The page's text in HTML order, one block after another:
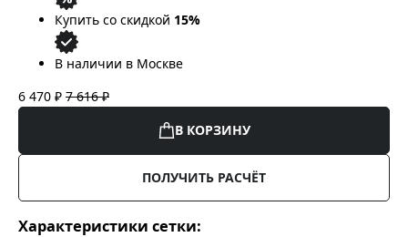
Купить со скидкой 15%
В наличии в Москве
6 470 ₽ 7 616 ₽
В КОРЗИНУ
ПОЛУЧИТЬ РАСЧЁТ
Характеристики сетки: